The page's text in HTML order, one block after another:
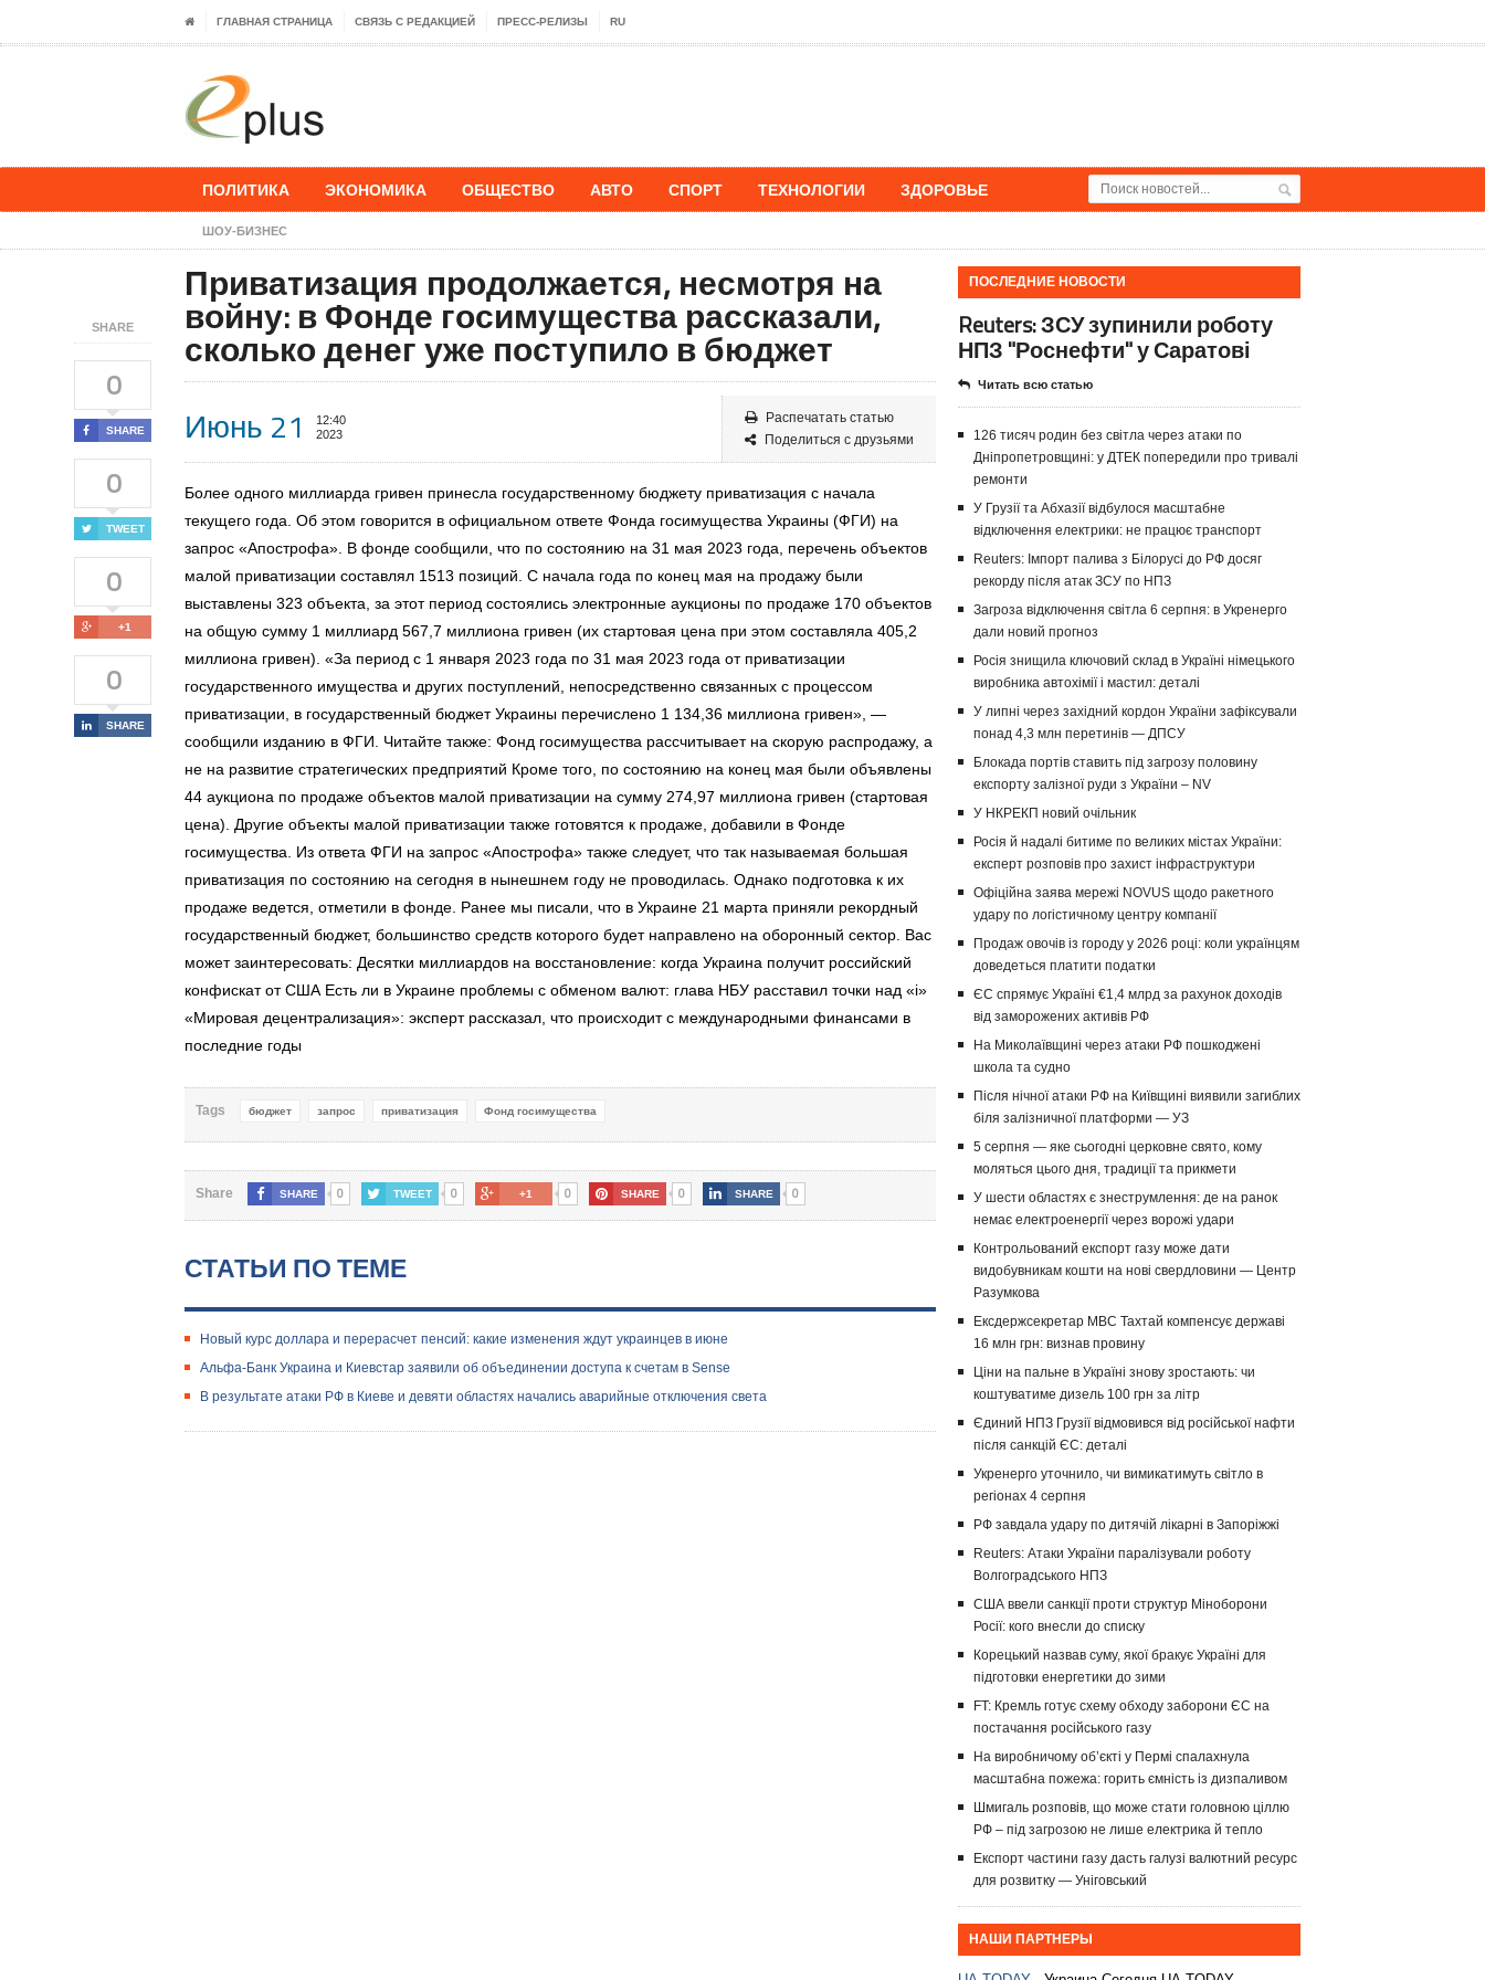
ГЛАВНАЯ СТРАНИЦА СВЯЗЬ С РЕДАКЦИЕЙ ПРЕСС-РЕЛИЗЫ RU
ПОЛИТИКА ЭКОНОМИКА ОБЩЕСТВО АВТО СПОРТ ТЕХНОЛОГИИ ЗДОРОВЬЕ
ШОУ-БИЗНЕС
SHARE
0
SHARE
0
TWEET
0
+1
0
SHARE
Приватизация продолжается, несмотря на
войну: в Фонде госимущества рассказали,
сколько денег уже поступило в бюджет
Июнь 21
12:40
2023
Распечатать статью
Поделиться с друзьями
Более одного миллиарда гривен принесла государственному бюджету приватизация с начала
текущего года. Об этом говорится в официальном ответе Фонда госимущества Украины (ФГИ) на
запрос «Апострофа». В фонде сообщили, что по состоянию на 31 мая 2023 года, перечень объектов
малой приватизации составлял 1513 позиций. С начала года по конец мая на продажу были
выставлены 323 объекта, за этот период состоялись электронные аукционы по продаже 170 объектов
на общую сумму 1 миллиард 567,7 миллиона гривен (их стартовая цена при этом составляла 405,2
миллиона гривен). «За период с 1 января 2023 года по 31 мая 2023 года от приватизации
государственного имущества и других поступлений, непосредственно связанных с процессом
приватизации, в государственный бюджет Украины перечислено 1 134,36 миллиона гривен», —
сообщили изданию в ФГИ. Читайте также: Фонд госимущества рассчитывает на скорую распродажу, а
не на развитие стратегических предприятий Кроме того, по состоянию на конец мая были объявлены
44 аукциона по продаже объектов малой приватизации на сумму 274,97 миллиона гривен (стартовая
цена). Другие объекты малой приватизации также готовятся к продаже, добавили в Фонде
госимущества. Из ответа ФГИ на запрос «Апострофа» также следует, что так называемая большая
приватизация по состоянию на сегодня в нынешнем году не проводилась. Однако подготовка к их
продаже ведется, отметили в фонде. Ранее мы писали, что в Украине 21 марта приняли рекордный
государственный бюджет, большинство средств которого будет направлено на оборонный сектор. Вас
может заинтересовать: Десятки миллиардов на восста­новление: когда Украина получит российский
конфискат от США Есть ли в Украине проблемы с обменом валют: глава НБУ расставил точки над «і»
«Мировая децентрализация»: эксперт рассказал, что происходит с международными финансами в
последние годы
Tags бюджет запрос приватизация Фонд госимущества
Share SHARE 0 TWEET 0 +1 0 SHARE 0 SHARE 0
СТАТЬИ ПО ТЕМЕ
Новый курс доллара и перерасчет пенсий: какие изменения ждут украинцев в июне
Альфа-Банк Украина и Киевстар заявили об объединении доступа к счетам в Sense
В результате атаки РФ в Киеве и девяти областях начались аварийные отключения света
ПОСЛЕДНИЕ НОВОСТИ
Reuters: ЗСУ зупинили роботу
НПЗ "Роснефти" у Саратові
Читать всю статью
126 тисяч родин без світла через атаки по
Дніпропетровщині: у ДТЕК попередили про тривалі
ремонти
У Грузії та Абхазії відбулося масштабне
відключення електрики: не працює транспорт
Reuters: Імпорт палива з Білорусі до РФ досяг
рекорду після атак ЗСУ по НПЗ
Загроза відключення світла 6 серпня: в Укренерго
дали новий прогноз
Росія знищила ключовий склад в Україні німецького
виробника автохімії і мастил: деталі
У липні через західний кордон України зафіксували
понад 4,3 млн перетинів — ДПСУ
Блокада портів ставить під загрозу половину
експорту залізної руди з України – NV
У НКРЕКП новий очільник
Росія й надалі битиме по великих містах України:
експерт розповів про захист інфраструктури
Офіційна заява мережі NOVUS щодо ракетного
удару по логістичному центру компанії
Продаж овочів із городу у 2026 році: коли українцям
доведеться платити податки
ЄС спрямує Україні €1,4 млрд за рахунок доходів
від заморожених активів РФ
На Миколаївщині через атаки РФ пошкоджені
школа та судно
Після нічної атаки РФ на Київщині виявили загиблих
біля залізничної платформи — УЗ
5 серпня — яке сьогодні церковне свято, кому
моляться цього дня, традиції та прикмети
У шести областях є знеструмлення: де на ранок
немає електроенергії через ворожі удари
Контрольований експорт газу може дати
видобувникам кошти на нові свердловини — Центр
Разумкова
Ексдержсекретар МВС Тахтай компенсує державі
16 млн грн: визнав провину
Ціни на пальне в Україні знову зростають: чи
коштуватиме дизель 100 грн за літр
Єдиний НПЗ Грузії відмовився від російської нафти
після санкцій ЄС: деталі
Укренерго уточнило, чи вимикатимуть світло в
регіонах 4 серпня
РФ завдала удару по дитячій лікарні в Запоріжжі
Reuters: Атаки України паралізували роботу
Волгоградського НПЗ
США ввели санкції проти структур Міноборони
Росії: кого внесли до списку
Корецький назвав суму, якої бракує Україні для
підготовки енергетики до зими
FT: Кремль готує схему обходу заборони ЄС на
постачання російського газу
На виробничому об’єкті у Пермі спалахнула
масштабна пожежа: горить ємність із дизпаливом
Шмигаль розповів, що може стати головною ціллю
РФ – під загрозою не лише електрика й тепло
Експорт частини газу дасть галузі валютний ресурс
для розвитку — Уніговський
НАШИ ПАРТНЕРЫ